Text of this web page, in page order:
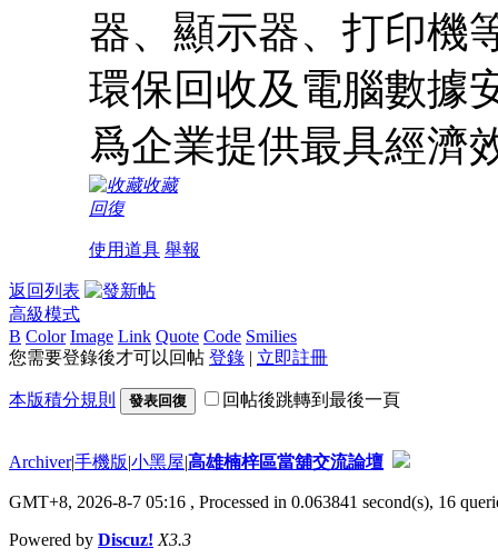
器、顯示器、打印機
環保回收及電腦數據
爲企業提供最具經濟
收藏
回復
使用道具 舉報
返回列表
高級模式
B Color Image Link Quote Code Smilies
您需要登錄後才可以回帖 登錄 | 立即註冊
本版積分規則 發表回復 回帖後跳轉到最後一頁
Archiver|手機版|小黑屋|高雄楠梓區當舖交流論壇
GMT+8, 2026-8-7 05:16 , Processed in 0.063841 second(s), 16
Powered by Discuz! X3.3